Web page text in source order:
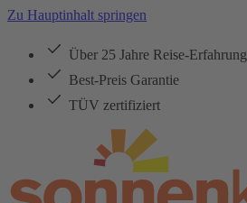
Zu Hauptinhalt springen
Über 25 Jahre Reise-Erfahrung
Best-Preis Garantie
TÜV zertifiziert